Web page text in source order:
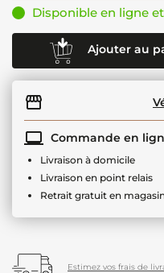
Disponible en ligne
Ajouter au
Commande en
Livraison à domicile
Livraison en point relais
Retrait gratuit en
Estimez vos frais de